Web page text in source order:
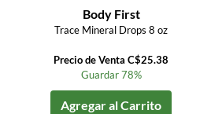
Body First
Trace Mineral Drops 8 oz
Precio de Venta C$25.38
Guardar 78%
Agregar al Carrito